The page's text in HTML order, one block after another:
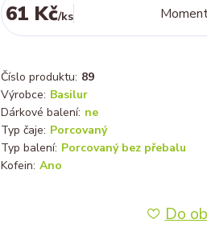
61 Kč/ks
Číslo produktu: 89
Výrobce: Basilur
Dárkové balení: ne
Typ čaje: Porcovaný
Typ balení: Porcovaný bez přebalu
Kofein: Ano
Do